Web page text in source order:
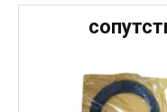
В этот полный